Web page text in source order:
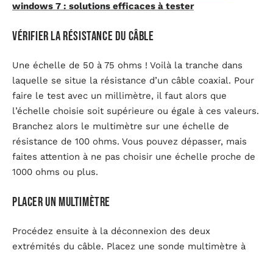
windows 7 : solutions efficaces à tester
Vérifier la résistance du câble
Une échelle de 50 à 75 ohms ! Voilà la tranche dans
laquelle se situe la résistance d’un câble coaxial. Pour
faire le test avec un millimètre, il faut alors que
l’échelle choisie soit supérieure ou égale à ces valeurs.
Branchez alors le multimètre sur une échelle de
résistance de 100 ohms. Vous pouvez dépasser, mais
faites attention à ne pas choisir une échelle proche de
1000 ohms ou plus.
Placer un multimètre
Procédez ensuite à la déconnexion des deux
extrémités du câble. Placez une sonde multimètre à